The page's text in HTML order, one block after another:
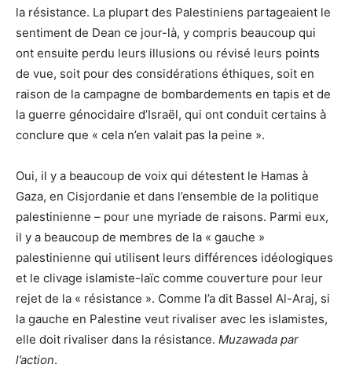
la résistance. La plupart des Palestiniens partageaient le
sentiment de Dean ce jour-là, y compris beaucoup qui
ont ensuite perdu leurs illusions ou révisé leurs points
de vue, soit pour des considérations éthiques, soit en
raison de la campagne de bombardements en tapis et de
la guerre génocidaire d’Israël, qui ont conduit certains à
conclure que « cela n’en valait pas la peine ».
Oui, il y a beaucoup de voix qui détestent le Hamas à
Gaza, en Cisjordanie et dans l’ensemble de la politique
palestinienne – pour une myriade de raisons. Parmi eux,
il y a beaucoup de membres de la « gauche »
palestinienne qui utilisent leurs différences idéologiques
et le clivage islamiste-laïc comme couverture pour leur
rejet de la « résistance ». Comme l’a dit Bassel Al-Araj, si
la gauche en Palestine veut rivaliser avec les islamistes,
elle doit rivaliser dans la résistance. Muzawada par
l’action.